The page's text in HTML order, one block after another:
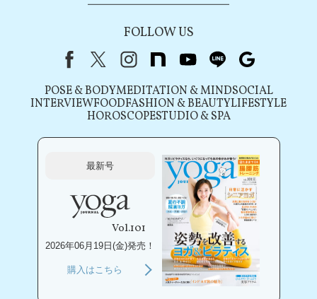
FOLLOW US
FacebookX（旧Twitter）
instagram
note youtubeline
POSE & BODYMEDITATION & MINDSOCIAL
INTERVIEWFOODFASHION & BEAUTYLIFESTYLE
HOROSCOPESTUDIO & SPA
最新号
Vol.101
2026年06月19日(金)発売！
購入はこちら